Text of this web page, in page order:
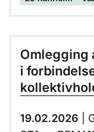
Omlegging
i
19.02.2026 |